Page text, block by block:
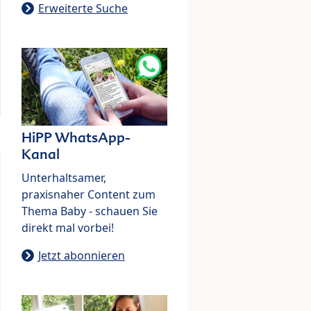
Erweiterte Suche
HiPP WhatsApp-
Kanal
Unterhaltsamer,
praxisnaher Content zum
Thema Baby - schauen Sie
direkt mal vorbei!
Jetzt abonnieren